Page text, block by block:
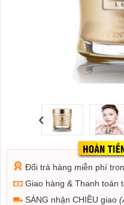
‹
Đổi trả hàng miễn phí
Giao hàng & Thanh toán
SÁNG nhận CHIỀU giao